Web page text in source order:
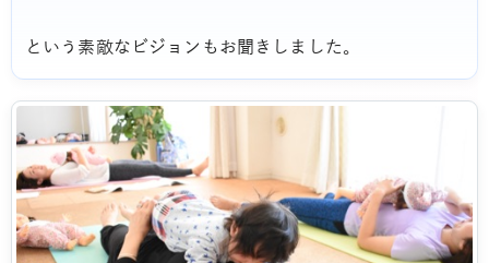
という素敵なビジョンもお聞きしました。